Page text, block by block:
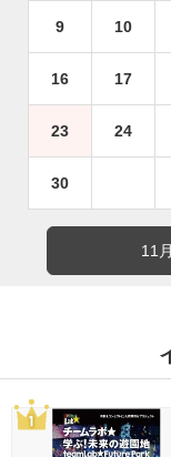
9 10
16 17
23 24
30
11